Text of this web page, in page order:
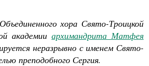
хора Свято-Троицкой
академии архимандрита Матфея
неразрывно с именем Свято-
преподобного Сергия.